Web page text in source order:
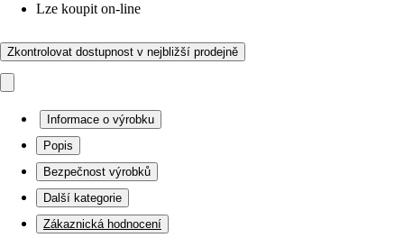
Lze koupit on-line
Zkontrolovat dostupnost v nejbližší prodejně
Informace o výrobku
Popis
Bezpečnost výrobků
Další kategorie
Zákaznická hodnocení